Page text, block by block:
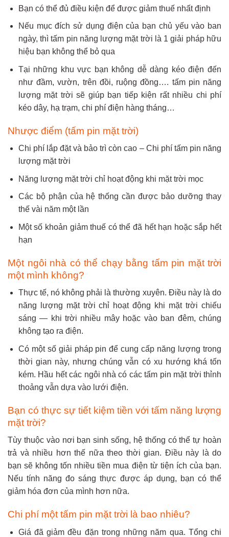
Bạn có thể đủ điều kiện để được giảm thuế nhất định
Nếu mục đích sử dụng điện của bạn chủ yếu vào ban
ngày, thì tấm pin năng lượng mặt trời là 1 giải pháp hữu
hiệu bạn không thể bỏ qua
Tại những khu vực bạn không dễ dàng kéo điện đến
như đầm, vườn, trên đồi, ruộng đồng…. tấm pin năng
lượng mặt trời sẽ giúp bạn tiếp kiện rất nhiều chi phí
kéo dây, hạ trạm, chi phí điện hàng tháng…
Nhược điểm (tấm pin mặt trời)
Chi phí lắp đặt và bảo trì còn cao – Chi phí tấm pin năng
lượng mặt trời
Năng lượng mặt trời chỉ hoạt động khi mặt trời mọc
Các bộ phận của hệ thống cần được bảo dưỡng thay
thế vài năm một lần
Một số khoản giảm thuế có thể đã hết hạn hoặc sắp hết
hạn
Một ngôi nhà có thể chạy bằng tấm pin mặt trời
một mình không?
Thực tế, nó không phải là thường xuyên. Điều này là do
năng lượng mặt trời chỉ hoạt động khi mặt trời chiếu
sáng — khi trời nhiều mây hoặc vào ban đêm, chúng
không tạo ra điện.
Có một số giải pháp pin để cung cấp năng lượng trong
thời gian này, nhưng chúng vẫn có xu hướng khá tốn
kém. Hầu hết các ngôi nhà có các tấm pin mặt trời thỉnh
thoảng vẫn dựa vào lưới điện.
Bạn có thực sự tiết kiệm tiền với tấm năng lượng
mặt trời?
Tùy thuộc vào nơi bạn sinh sống, hệ thống có thể tự hoàn
trả và nhiều hơn thế nữa theo thời gian. Điều này là do
bạn sẽ không tốn nhiều tiền mua điện từ tiện ích của bạn.
Nếu tính năng đo sáng thực được áp dụng, bạn có thể
giảm hóa đơn của mình hơn nữa.
Chi phí một tấm pin mặt trời là bao nhiêu?
Giá đã giảm đều đặn trong những năm qua. Tổng chi